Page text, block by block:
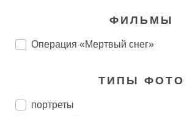
ФИЛЬМЫ
Операция «Мертвый снег»
ТИПЫ ФОТО
портреты